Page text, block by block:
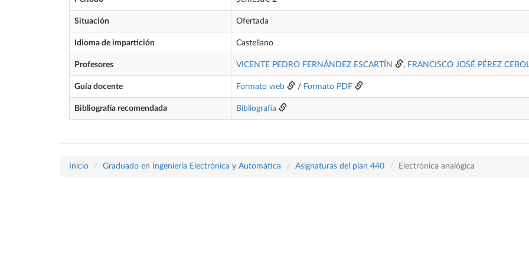
Situación Ofertada
Idioma de impartición Castellano
Profesores VICENTE PEDRO FERNÁNDEZ ESCARTÍN , FRANCISCO JOSÉ PÉREZ
Guía docente Formato web / Formato PDF
Bibliografía recomendada Bibliografía
Inicio Graduado en Ingeniería Electrónica y Automática Asignaturas del plan 440 Electrónica analógica